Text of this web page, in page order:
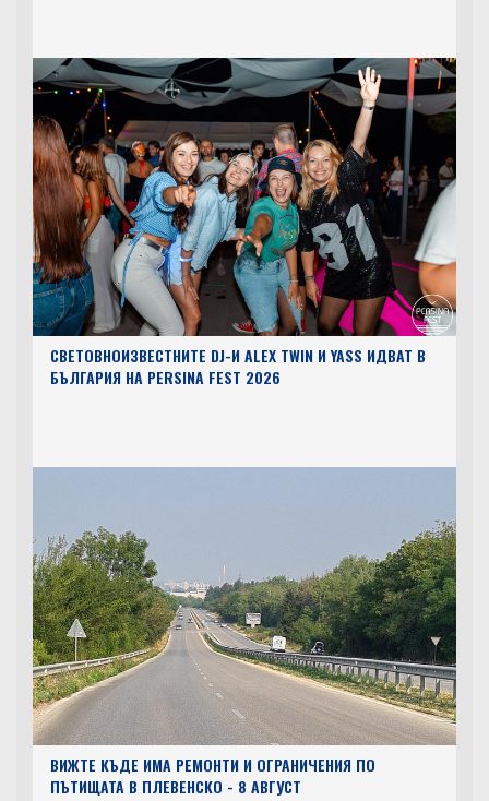
СВЕТОВНОИЗВЕСТНИТЕ DJ-И ALEX TWIN И YASS ИДВАТ В
БЪЛГАРИЯ НА PERSINA FEST 2026
ВИЖТЕ КЪДЕ ИМА РЕМОНТИ И ОГРАНИЧЕНИЯ ПО
ПЪТИЩАТА В ПЛЕВЕНСКО - 8 АВГУСТ